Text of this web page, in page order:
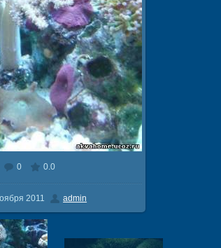
500x667
0 0.0
2011 admin